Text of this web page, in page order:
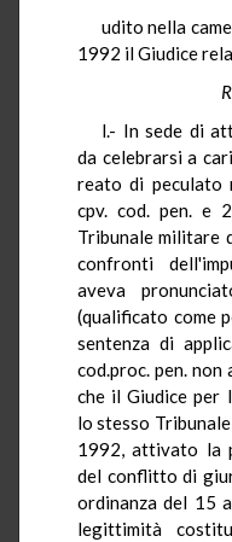
udito nella
1992 il Giudice
l.- In sede di
da celebrarsi a
reato di peculato
cpv. cod. pen. e
Tribunale militare
confronti
aveva
(qualificato come
sentenza di
cod.proc. pen.
che il Giudice per
lo stesso
1992, attivato la
del conflitto di
ordinanza del 15
legittimità